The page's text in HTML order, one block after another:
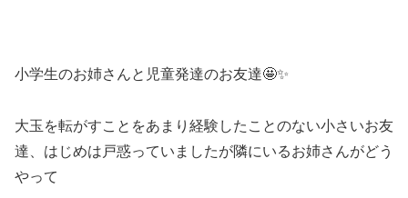
小学生のお姉さんと児童発達のお友達🤩✨
大玉を転がすことをあまり経験したことのない小さいお友
達、はじめは戸惑っていましたが隣にいるお姉さんがどう
やって